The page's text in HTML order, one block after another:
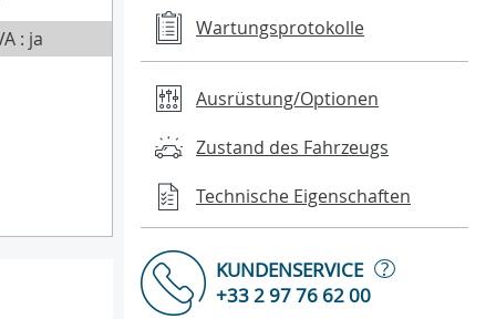
: ja Wartungsprotokolle
Ausrüstung/Optionen
Zustand des Fahrzeugs
Technische Eigenschaften
KUNDENSERVICE
?
+33 2 97 76 62 00